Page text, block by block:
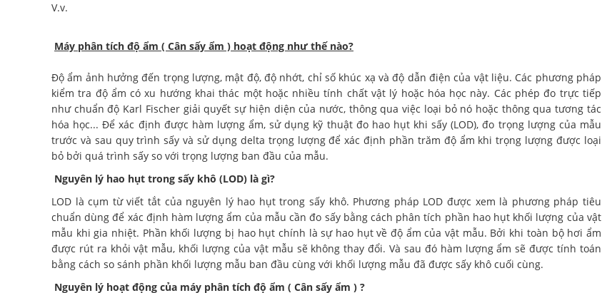
V.v.
Máy phân tích độ ẩm ( Cân sấy ẩm ) hoạt động như thế nào?
Độ ẩm ảnh hưởng đến trọng lượng, mật độ, độ nhớt, chỉ số khúc xạ và độ dẫn điện của vật liệu. Các phương pháp
kiểm tra độ ẩm có xu hướng khai thác một hoặc nhiều tính chất vật lý hoặc hóa học này. Các phép đo trực tiếp
như chuẩn độ Karl Fischer giải quyết sự hiện diện của nước, thông qua việc loại bỏ nó hoặc thông qua tương tác
hóa học... Để xác định được hàm lượng ẩm, sử dụng kỹ thuật đo hao hụt khi sấy (LOD), đo trọng lượng của mẫu
trước và sau quy trình sấy và sử dụng delta trọng lượng để xác định phần trăm độ ẩm khi trọng lượng được loại
bỏ bởi quá trình sấy so với trọng lượng ban đầu của mẫu.
Nguyên lý hao hụt trong sấy khô (LOD) là gì?
LOD là cụm từ viết tắt của nguyên lý hao hụt trong sấy khô. Phương pháp LOD được xem là phương pháp tiêu
chuẩn dùng để xác định hàm lượng ẩm của mẫu cần đo sấy bằng cách phân tích phần hao hụt khối lượng của vật
mẫu khi gia nhiệt. Phần khối lượng bị hao hụt chính là sự hao hụt về độ ẩm của vật mẫu. Bởi khi toàn bộ hơi ẩm
được rút ra khỏi vật mẫu, khối lượng của vật mẫu sẽ không thay đổi. Và sau đó hàm lượng ẩm sẽ được tính toán
bằng cách so sánh phần khối lượng mẫu ban đầu cùng với khối lượng mẫu đã được sấy khô cuối cùng.
Nguyên lý hoạt động của máy phân tích độ ẩm ( Cân sấy ẩm ) ?